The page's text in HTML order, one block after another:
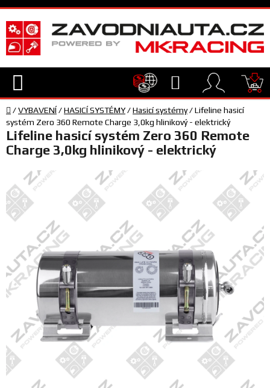
Přejít
na
obsah
Hledat
TECHNIKA
VYBAVENÍ
JEZDEC
TÝM
SERVIS
FANOUŠCI
Profil
firmy
Obchodní
podmínky
Domů
/VYBAVENÍ/HASICÍ SYSTÉMY/Hasicí systémy/Lifeline hasicí
systém Zero 360 Remote Charge 3,0kg hlinikový - elektrický
Lifeline hasicí systém Zero 360 Remote
Charge 3,0kg hlinikový - elektrický